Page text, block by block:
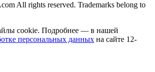
All rights reserved. Trademarks belong to
cookie. Подробнее — в нашей
персональных данных на сайте 12-